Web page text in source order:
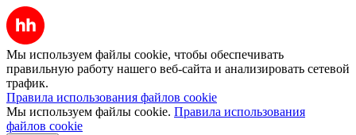
Мы используем файлы cookie, чтобы обеспечивать
правильную работу нашего веб-сайта и анализировать сетевой
трафик.
Правила использования файлов cookie
Мы используем файлы cookie. Правила использования
файлов cookie